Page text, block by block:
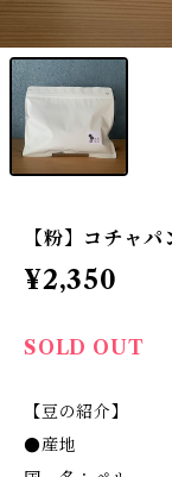
【粉】コチャ
¥2,350
SOLD OUT
【豆の紹介】
●産地